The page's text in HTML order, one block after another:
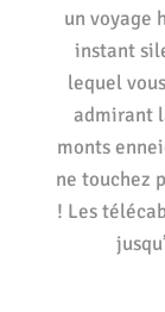
un voyage
instant
lequel
admirant
monts
ne touchez
! Les